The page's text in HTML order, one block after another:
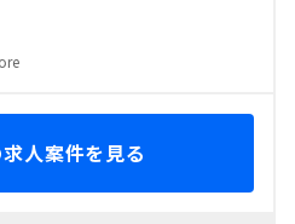
人案件を見る